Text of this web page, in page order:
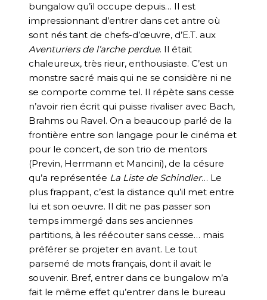
bungalow qu’il occupe depuis… Il est
impressionnant d’entrer dans cet antre où
sont nés tant de chefs-d’œuvre, d’E.T. aux
Aventuriers de l’arche perdue. Il était
chaleureux, très rieur, enthousiaste. C’est un
monstre sacré mais qui ne se considère ni ne
se comporte comme tel. Il répète sans cesse
n’avoir rien écrit qui puisse rivaliser avec Bach,
Brahms ou Ravel. On a beaucoup parlé de la
frontière entre son langage pour le cinéma et
pour le concert, de son trio de mentors
(Previn, Herrmann et Mancini), de la césure
qu’a représentée La Liste de Schindler… Le
plus frappant, c’est la distance qu’il met entre
lui et son oeuvre. Il dit ne pas passer son
temps immergé dans ses anciennes
partitions, à les réécouter sans cesse… mais
préférer se projeter en avant. Le tout
parsemé de mots français, dont il avait le
souvenir. Bref, entrer dans ce bungalow m’a
fait le même effet qu’entrer dans le bureau